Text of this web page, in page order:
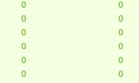
0 0
0 0
0 0
0 0
0 0
0 0